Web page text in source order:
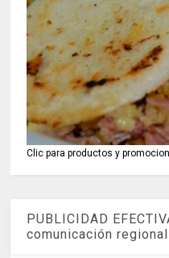
Clic para productos y
PUBLICIDAD
comunicación